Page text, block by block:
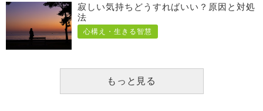
寂しい気持ちどうすればいい？原因と対処
法
心構え・生きる智慧
もっと見る